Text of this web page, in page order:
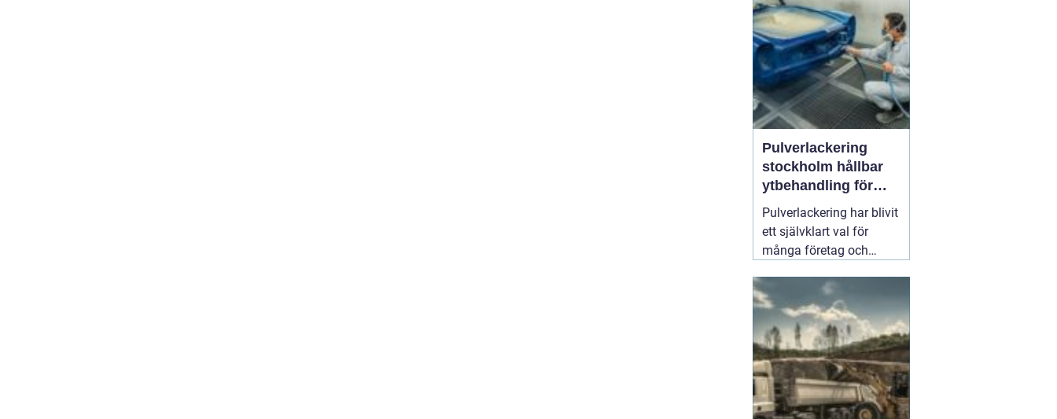
samtidigt känna sig
trygg i affären. För den
som
Pulverlackering
stockholm hållbar
ytbehandling för
industri och
privatpersoner
Pulverlackering har blivit
ett självklart val för
många företag och
kombinera lång
hållbarhet, snygg finish
och minskad
miljöpåverkan. I en stad
med hårt klimat, mycket
slitage och höga krav på
kvalitet01 augusti 2026